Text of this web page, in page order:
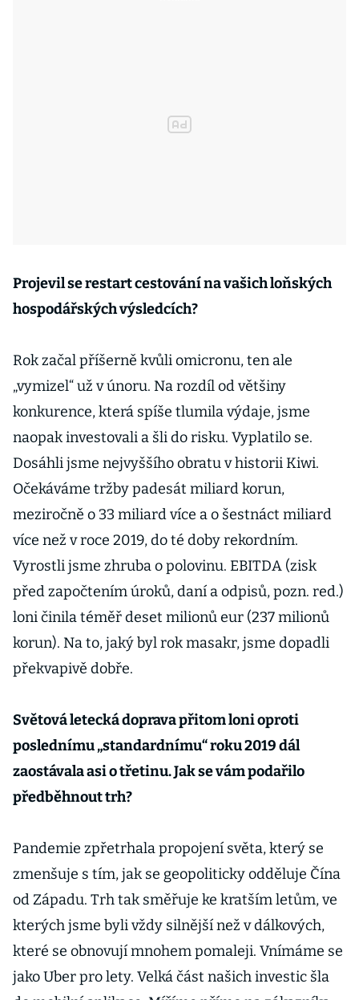
Projevil se restart cestování na vašich loňských
hospodářských výsledcích?
Rok začal příšerně kvůli omicronu, ten ale
„vymizel“ už v únoru. Na rozdíl od většiny
konkurence, která spíše tlumila výdaje, jsme
naopak investovali a šli do risku. Vyplatilo se.
Dosáhli jsme nejvyššího obratu v historii Kiwi.
Očekáváme tržby padesát miliard korun,
meziročně o 33 miliard více a o šestnáct miliard
více než v roce 2019, do té doby rekordním.
Vyrostli jsme zhruba o polovinu. EBITDA (zisk
před započtením úroků, daní a odpisů, pozn. red.)
loni činila téměř deset milionů eur (237 milionů
korun). Na to, jaký byl rok masakr, jsme dopadli
překvapivě dobře.
Světová letecká doprava přitom loni oproti
poslednímu „standardnímu“ roku 2019 dál
zaostávala asi o třetinu. Jak se vám podařilo
předběhnout trh?
Pandemie zpřetrhala propojení světa, který se
zmenšuje s tím, jak se geopoliticky odděluje Čína
od Západu. Trh tak směřuje ke kratším letům, ve
kterých jsme byli vždy silnější než v dálkových,
které se obnovují mnohem pomaleji. Vnímáme se
jako Uber pro lety. Velká část našich investic šla